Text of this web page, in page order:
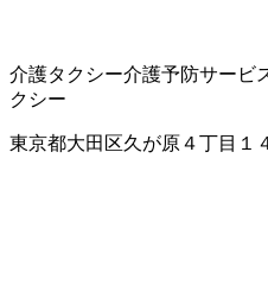
介護タクシー介護予防サービ
クシー
東京都大田区久が原４丁目１